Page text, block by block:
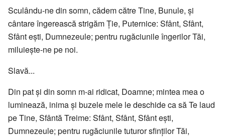
Sculându-ne din somn, cădem către Tine, Bunule, și
cântare îngerească strigăm Ție, Puternice: Sfânt, Sfânt,
Sfânt ești, Dumnezeule; pentru rugăciunile îngerilor Tăi,
miluiește-ne pe noi.
Slavă...
Din pat și din somn m-ai ridicat, Doamne; mintea mea o
luminează, inima și buzele mele le deschide ca să Te laud
pe Tine, Sfântă Treime: Sfânt, Sfânt, Sfânt ești,
Dumnezeule; pentru rugăciunile tuturor sfinților Tăi,